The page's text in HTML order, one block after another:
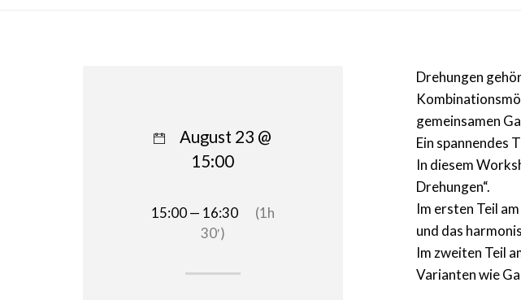
Drehungen
gemeinsamen
Ein spannendes
In diesem
Drehungen“.
Im ersten Teil
und das
Im zweiten Teil
Varianten wie
August 23 @
15:00
15:00 — 16:30
(1h
30′)